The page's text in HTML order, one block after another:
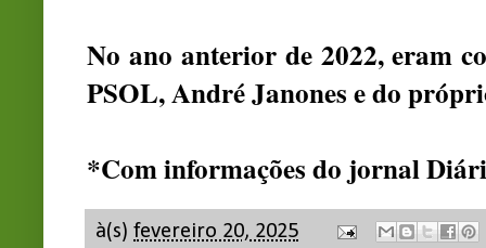
No ano anterior de 2022, eram
PSOL, André Janones e do
*Com informações do jornal
à(s) fevereiro 20, 2025